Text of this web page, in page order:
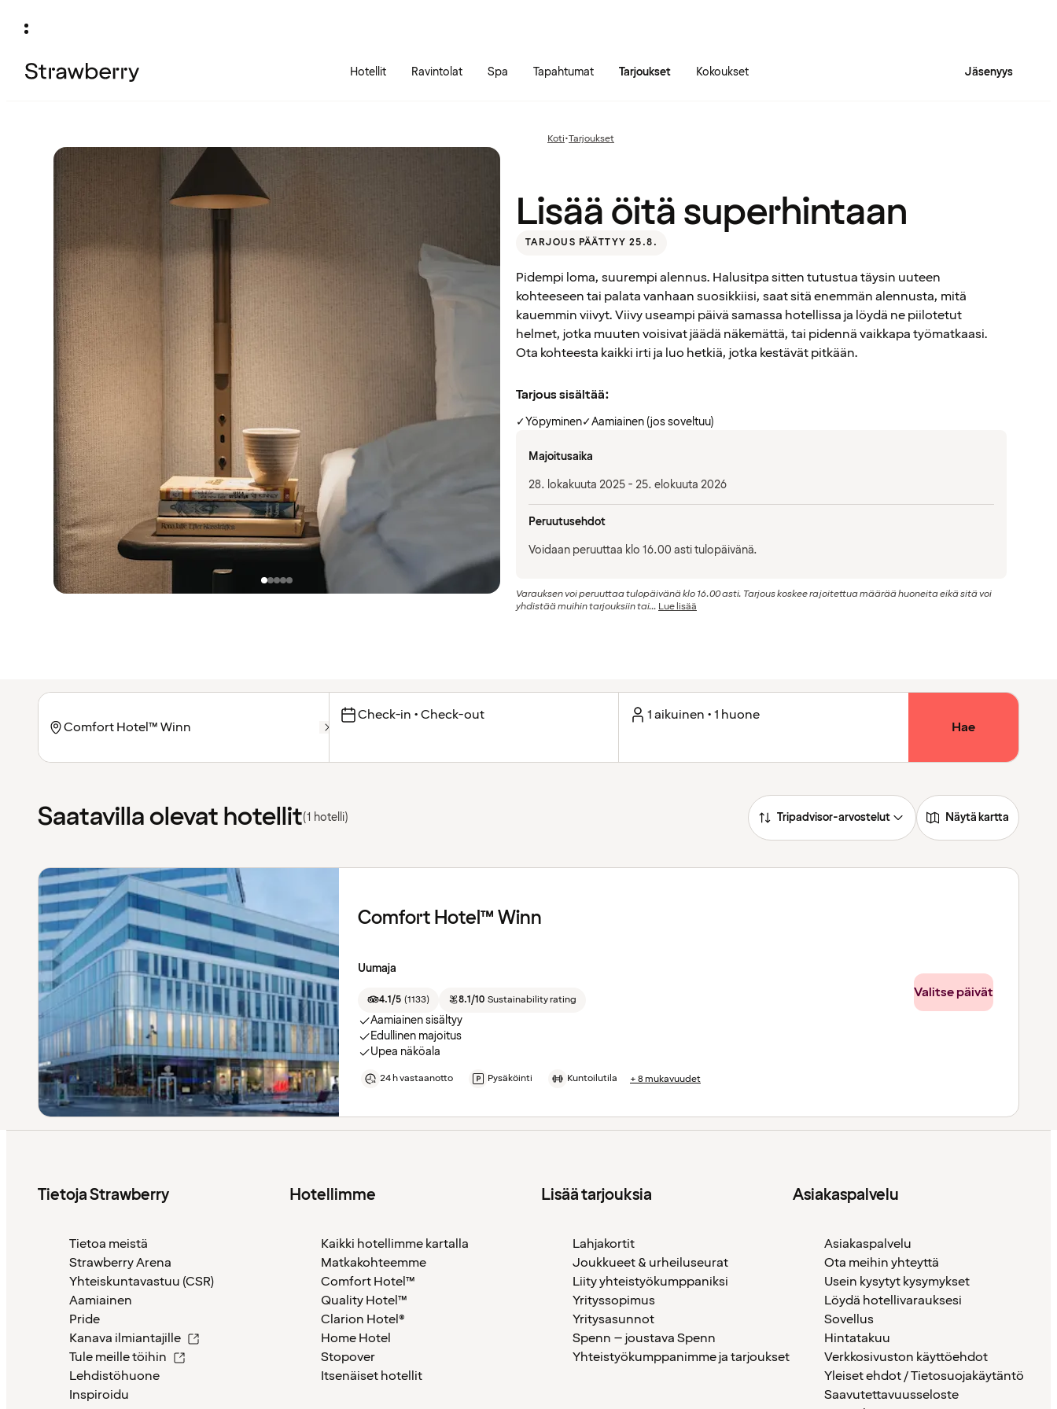
Hotellit Ravintolat Spa Tapahtumat Tarjoukset Kokoukset Jäsenyys
Koti•Edellinen
Tarjoukset
superhintaan
Lisää öitä superhintaan
TARJOUS PÄÄTTYY 25.8.
Pidempi loma, suurempi alennus. Halusitpa sitten tutustua täysin uuteen
kohteeseen tai palata vanhaan suosikkiisi, saat sitä enemmän alennusta, mitä
kauemmin viivyt. Viivy useampi päivä samassa hotellissa ja löydä ne piilotetut
helmet, jotka muuten voisivat jäädä näkemättä, tai pidennä vaikkapa työmatkaasi.
Ota kohteesta kaikki irti ja luo hetkiä, jotka kestävät pitkään.
Tarjous sisältää:
✓Yöpyminen✓Aamiainen (jos soveltuu)
Majoitusaika
28. lokakuuta 2025 - 25. elokuuta 2026
Peruutusehdot
Voidaan peruuttaa klo 16.00 asti tulopäivänä.
Varauksen voi peruuttaa tulopäivänä klo 16.00 asti. Tarjous koskee rajoitettua määrää huoneita eikä sitä voi
yhdistää muihin tarjouksiin tai... Lue lisää
Check-in • Check-out 1 aikuinen • 1 huone
Hae
Saatavilla olevat hotellit(1 hotelli) Tripadvisor-arvostelut Näytä kartta
Comfort Hotel™ Winn
Uumaja
4.1/5 (1133) 8.1/10 Sustainability rating
Aamiainen sisältyy
Edullinen majoitus
Upea näköala
24 h vastaanotto Pysäköinti Kuntoilutila + 8 mukavuudet
Valitse päivät
Tietoja Strawberry
Tietoa meistä
Strawberry Arena
Yhteiskuntavastuu (CSR)
Aamiainen
Pride
Kanava ilmiantajille
Tule meille töihin
Lehdistöhuone
Inspiroidu
Hotellimme
Kaikki hotellimme kartalla
Matkakohteemme
Comfort Hotel™
Quality Hotel™
Clarion Hotel®
Home Hotel
Stopover
Itsenäiset hotellit
Lisää tarjouksia
Lahjakortit
Joukkueet & urheiluseurat
Liity yhteistyökumppaniksi
Yrityssopimus
Yritysasunnot
Spenn – joustava Spenn
Yhteistyökumppanimme ja tarjoukset
Asiakaspalvelu
Asiakaspalvelu
Ota meihin yhteyttä
Usein kysytyt kysymykset
Löydä hotellivarauksesi
Sovellus
Hintatakuu
Verkkosivuston käyttöehdot
Yleiset ehdot / Tietosuojakäytäntö
Saavutettavuusseloste